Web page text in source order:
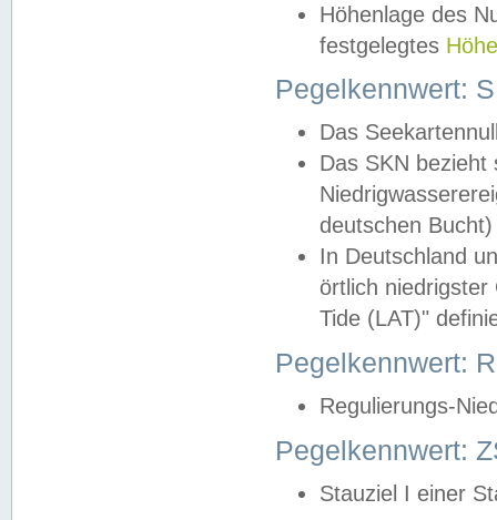
Höhenlage des
festgelegtes
Pegelkennwert:
Das
Das SKN
deutschen
In Deutschland
örtlich
Tide (LAT)"
Pegelkennwert:
Regulierungs-
Pegelkennwert:
Stauziel I einer